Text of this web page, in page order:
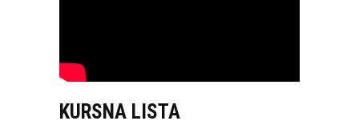
KURSNA LISTA